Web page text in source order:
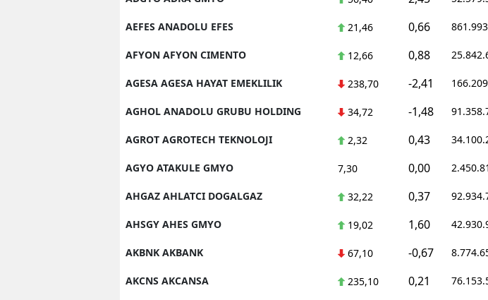
AEFES ANADOLU EFES 21,46 0,66
AFYON AFYON CIMENTO 12,66 0,88
AGESA AGESA HAYAT EMEKLILIK 238,70 -2,41
AGHOL ANADOLU GRUBU HOLDING 34,72 -1,48
AGROT AGROTECH TEKNOLOJI 2,32 0,43
AGYO ATAKULE GMYO 7,30 0,00
AHGAZ AHLATCI DOGALGAZ 32,22 0,37
AHSGY AHES GMYO 19,02 1,60
AKBNK AKBANK 67,10 -0,67
AKCNS AKCANSA 235,10 0,21